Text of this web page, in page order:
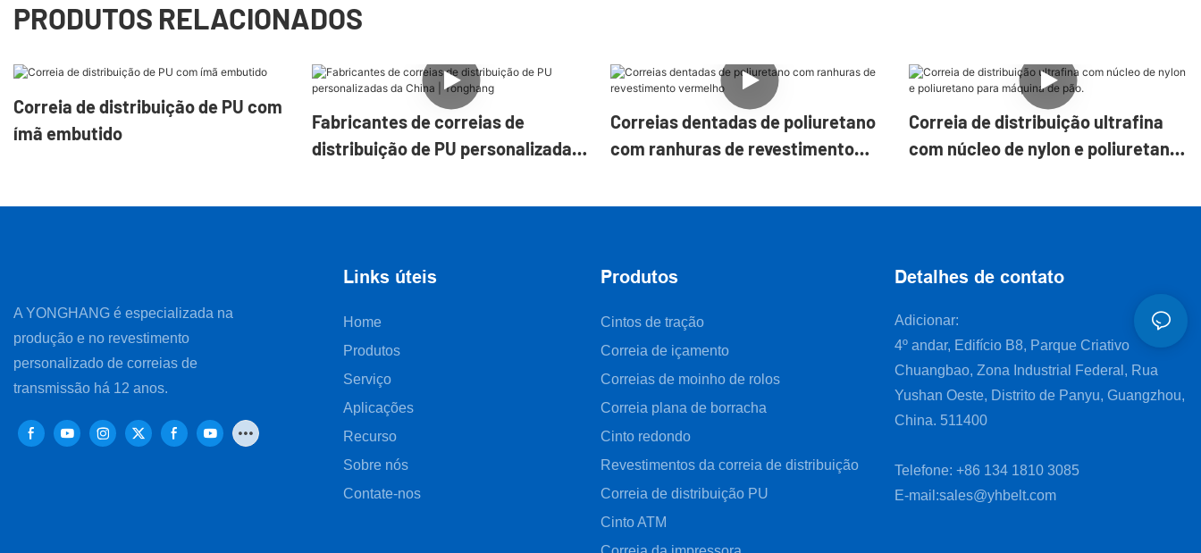
PRODUTOS RELACIONADOS
Correia de distribuição de PU com
ímã embutido
Fabricantes de correias de
distribuição de PU personalizadas
Correias dentadas de poliuretano
com ranhuras de revestimento
Correia de distribuição ultrafina
com núcleo de nylon e poliuretano
A YONGHANG é especializada na
produção e no revestimento
personalizado de correias de
transmissão há 12 anos.
Links úteis
Home
Produtos
Serviço
Aplicações
Recurso
Sobre nós
Contate-nos
Produtos
Cintos de tração
Correia de içamento
Correias de moinho de rolos
Correia plana de borracha
Cinto redondo
Revestimentos da correia de distribuição
Correia de distribuição PU
Cinto ATM
Detalhes de contato
Adicionar:
4º andar, Edifício B8, Parque Criativo
Chuangbao, Zona Industrial Federal, Rua
Yushan Oeste, Distrito de Panyu, Guangzhou,
China. 511400
Telefone: +86 134 1810 3085
E-mail:sales@yhbelt.com